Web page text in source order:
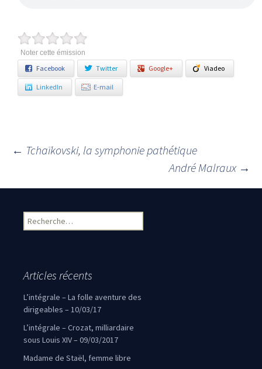
Noter cette émission
Facebook Twitter Google+ Viadeo
LinkedIn E-mail
Navigation des articles
← Tchaïkovski, la symphonie pathétique
André Malraux →
Rechercher :
Articles récents
L’intégrale – La folle aventure des
dirigeables – 10/03/17
L’intégrale – Crozat, milliardaire
sous Louis XIV – 09/03/2017
Madame de Staël, femme libre